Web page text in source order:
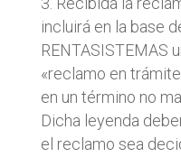
incluirá en la base
RENTASISTEMAS
«reclamo en
en un término no
Dicha leyenda
el reclamo sea